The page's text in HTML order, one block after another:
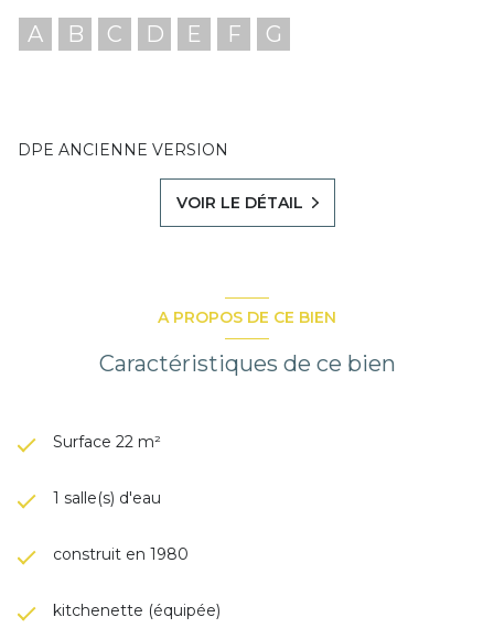
A B C D E F G
DPE ANCIENNE VERSION
VOIR LE DÉTAIL
A PROPOS DE CE BIEN
Caractéristiques de ce bien
Surface 22 m²
1 salle(s) d'eau
construit en 1980
kitchenette (équipée)